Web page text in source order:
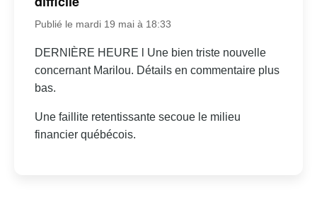
Publié le mardi 19 mai à 18:33
DERNIÈRE HEURE l Une bien triste nouvelle
concernant Marilou. Détails en commentaire plus
bas.
Une faillite retentissante secoue le milieu
financier québécois.